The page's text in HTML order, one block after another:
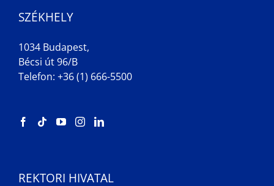
SZÉKHELY
1034 Budapest,
Bécsi út 96/B
Telefon: +36 (1) 666-5500
REKTORI HIVATAL